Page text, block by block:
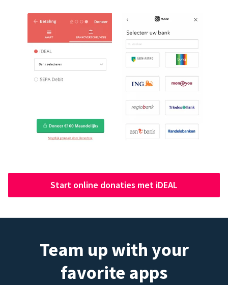
Start online donaties met iDEAL
Team up with your
favorite apps